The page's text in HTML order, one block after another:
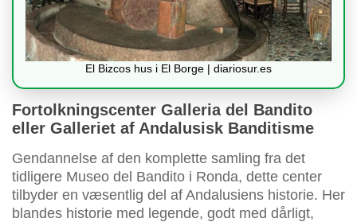
El Bizcos hus i El Borge | diariosur.es
Fortolkningscenter Galleria del Bandito
eller Galleriet af Andalusisk Banditisme
Gendannelse af den komplette samling fra det
tidligere Museo del Bandito i Ronda, dette center
tilbyder en væsentlig del af Andalusiens historie. Her
blandes historie med legende, godt med dårligt,